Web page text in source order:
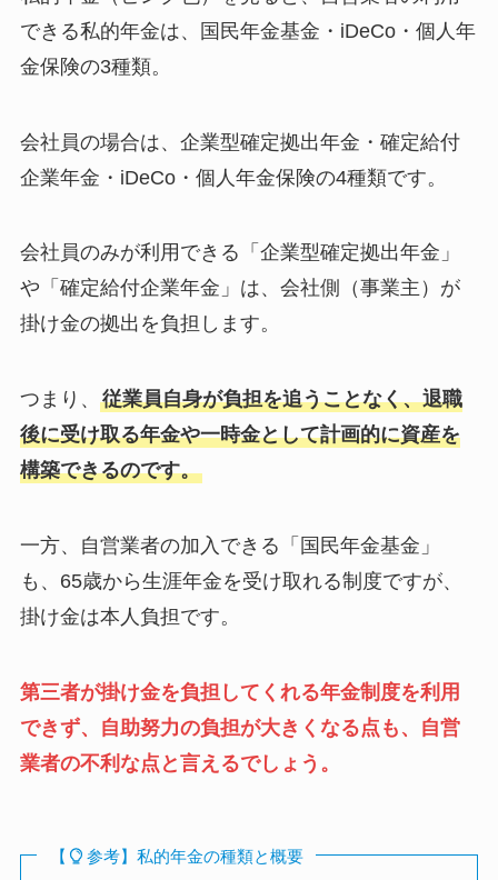
できる私的年金は、国民年金基金・iDeCo・個人年
金保険の3種類。
会社員の場合は、企業型確定拠出年金・確定給付
企業年金・iDeCo・個人年金保険の4種類です。
会社員のみが利用できる「企業型確定拠出年金」
や「確定給付企業年金」は、会社側（事業主）が
掛け金の拠出を負担します。
つまり、 従業員自身が負担を追うことなく、退職
後に受け取る年金や一時金として計画的に資産を
構築できるのです。
一方、自営業者の加入できる「国民年金基金」
も、65歳から生涯年金を受け取れる制度ですが、
掛け金は本人負担です。
第三者が掛け金を負担してくれる年金制度を利用
できず、自助努力の負担が大きくなる点も、自営
業者の不利な点と言えるでしょう。
【 参考】私的年金の種類と概要